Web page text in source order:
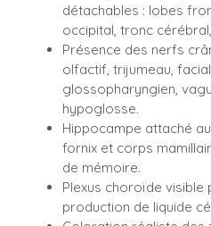
détachables : lobes
occipital, tronc
Présence des nerfs
olfactif, trijumeau,
glossopharyngien,
hypoglosse.
Hippocampe attaché
fornix et corps
de mémoire.
Plexus choroïde visible
production de liquide